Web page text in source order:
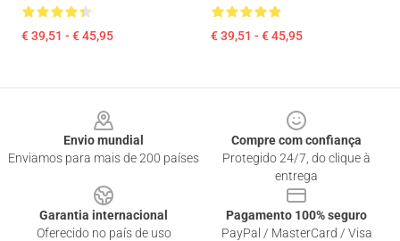
€ 39,51 - € 45,95 € 39,51 - € 45,95
Envio mundial
Enviamos para mais de 200 países
Compre com confiança
Protegido 24/7, do clique à
entrega
Garantia internacional
Oferecido no país de uso
Pagamento 100% seguro
PayPal / MasterCard / Visa